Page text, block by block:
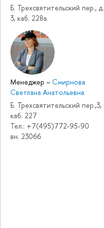
Б. Трехсвятительский пер., д.
3, каб. 228а
Менеджер – Смирнова
Светлана Анатольевна
Б. Трехсвятительский пер.,3,
каб. 227
Тел.: +7(495)772-95-90
вн. 23066